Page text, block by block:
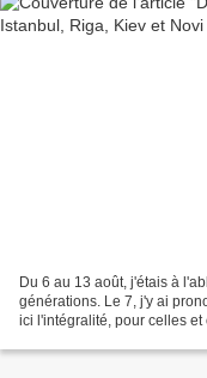
Du 6 au 13 août, j'étais à
générations. Le 7, j'y ai
ici l'intégralité, pour celles